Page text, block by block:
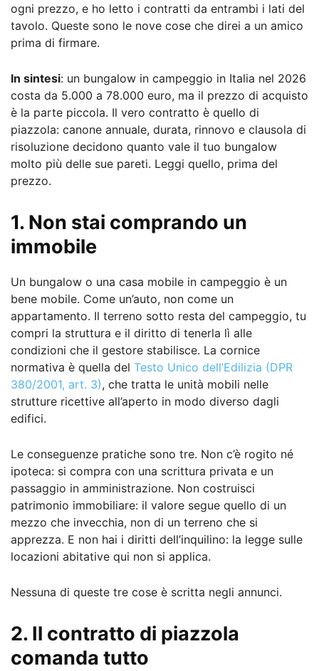
ogni prezzo, e ho letto i contratti da entrambi i lati del
tavolo. Queste sono le nove cose che direi a un amico
prima di firmare.
In sintesi: un bungalow in campeggio in Italia nel 2026
costa da 5.000 a 78.000 euro, ma il prezzo di acquisto
è la parte piccola. Il vero contratto è quello di
piazzola: canone annuale, durata, rinnovo e clausola di
risoluzione decidono quanto vale il tuo bungalow
molto più delle sue pareti. Leggi quello, prima del
prezzo.
1. Non stai comprando un
immobile
Un bungalow o una casa mobile in campeggio è un
bene mobile. Come un’auto, non come un
appartamento. Il terreno sotto resta del campeggio, tu
compri la struttura e il diritto di tenerla lì alle
condizioni che il gestore stabilisce. La cornice
normativa è quella del Testo Unico dell’Edilizia (DPR
380/2001, art. 3), che tratta le unità mobili nelle
strutture ricettive all’aperto in modo diverso dagli
edifici.
Le conseguenze pratiche sono tre. Non c’è rogito né
ipoteca: si compra con una scrittura privata e un
passaggio in amministrazione. Non costruisci
patrimonio immobiliare: il valore segue quello di un
mezzo che invecchia, non di un terreno che si
apprezza. E non hai i diritti dell’inquilino: la legge sulle
locazioni abitative qui non si applica.
Nessuna di queste tre cose è scritta negli annunci.
2. Il contratto di piazzola
comanda tutto